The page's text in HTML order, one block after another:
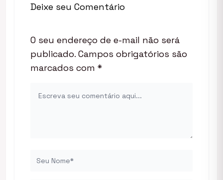
Deixe seu Comentário
O seu endereço de e-mail não será
publicado. Campos obrigatórios são
marcados com *